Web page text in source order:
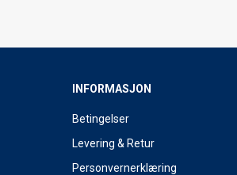
INFORMASJON
Betingelser
Levering & Retur
Personvernerklæring